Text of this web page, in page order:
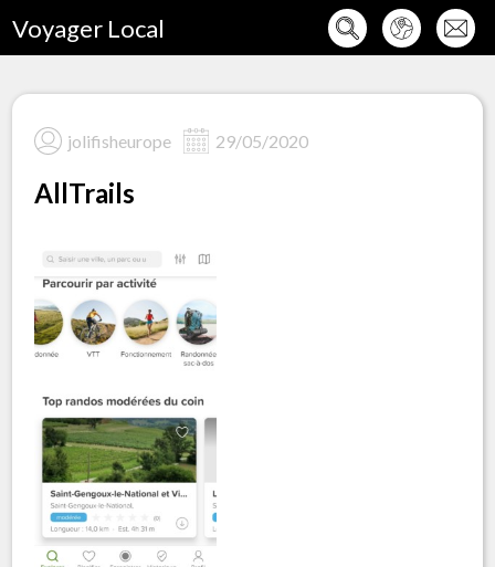
Voyager Local
jolifisheurope 29/05/2020
AllTrails